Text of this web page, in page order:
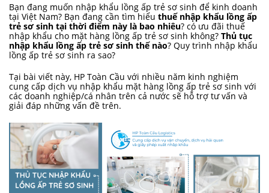
Bạn đang muốn nhập khẩu lồng ấp trẻ sơ sinh để kinh doanh
tại Việt Nam? Bạn đang cần tìm hiểu thuế nhập khẩu lồng ấp
trẻ sơ sinh tại thời điểm này là bao nhiêu? có ưu đãi thuế
nhập khẩu cho mặt hàng lồng ấp trẻ sơ sinh không? Thủ tục
nhập khẩu lồng ấp trẻ sơ sinh thế nào? Quy trình nhập khẩu
lồng ấp trẻ sơ sinh ra sao?
Tại bài viết này, HP Toàn Cầu với nhiều năm kinh nghiệm
cung cấp dịch vụ nhập khẩu mặt hàng lồng ấp trẻ sơ sinh với
các doanh nghiệp/cá nhân trên cả nước sẽ hỗ trợ tư vấn và
giải đáp những vấn đề trên.